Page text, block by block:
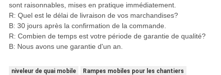
sont raisonnables, mises en pratique immédiatement.
R: Quel est le délai de livraison de vos marchandises?
B: 30 jours après la confirmation de la commande.
R: Combien de temps est votre période de garantie de qualité?
B: Nous avons une garantie d'un an.
niveleur de quai mobile
Rampes mobiles pour les chantiers